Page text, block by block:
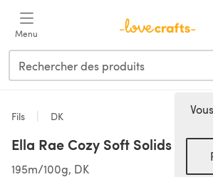
Menu
Fils DK
Ella Rae Cozy Soft Solids
195m/100g, DK